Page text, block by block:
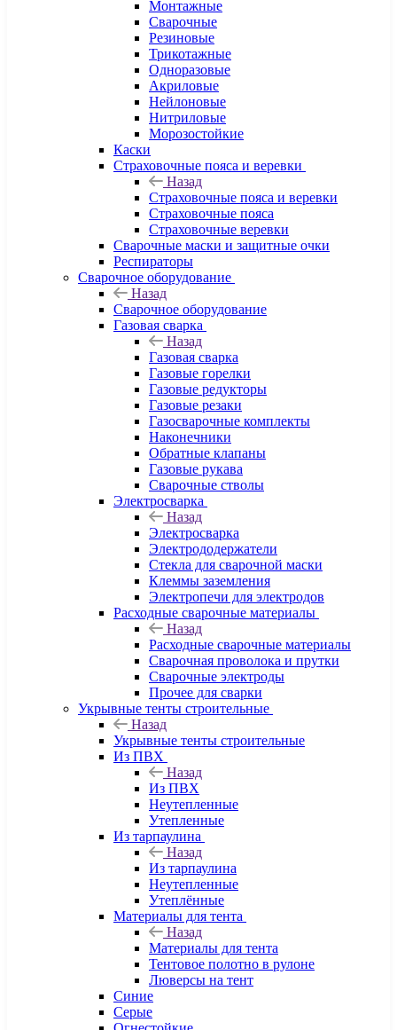
Монтажные
Сварочные
Резиновые
Трикотажные
Одноразовые
Акриловые
Нейлоновые
Нитриловые
Морозостойкие
Каски
Страховочные пояса и веревки
Назад
Страховочные пояса и веревки
Страховочные пояса
Страховочные веревки
Сварочные маски и защитные очки
Респираторы
Сварочное оборудование
Назад
Сварочное оборудование
Газовая сварка
Назад
Газовая сварка
Газовые горелки
Газовые редукторы
Газовые резаки
Газосварочные комплекты
Наконечники
Обратные клапаны
Газовые рукава
Сварочные стволы
Электросварка
Назад
Электросварка
Электрододержатели
Стекла для сварочной маски
Клеммы заземления
Электропечи для электродов
Расходные сварочные материалы
Назад
Расходные сварочные материалы
Сварочная проволока и прутки
Сварочные электроды
Прочее для сварки
Укрывные тенты строительные
Назад
Укрывные тенты строительные
Из ПВХ
Назад
Из ПВХ
Неутепленные
Утепленные
Из тарпаулина
Назад
Из тарпаулина
Неутепленные
Утеплённые
Материалы для тента
Назад
Материалы для тента
Тентовое полотно в рулоне
Люверсы на тент
Синие
Серые